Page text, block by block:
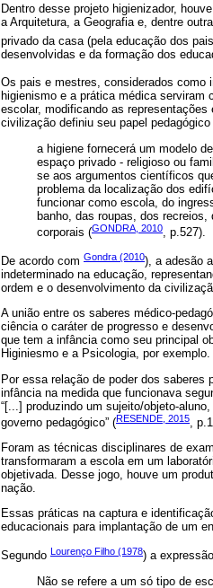
Dentro desse projeto higienizador,
a Arquitetura, a Geografia e, dentre
privado da casa (pela educação dos
desenvolvidas e da formação dos
Os pais e mestres, considerados como
higienismo e a prática médica
escolar, modificando as
civilização definiu seu papel
a higiene fornecerá um modelo
espaço privado - religioso ou
se aos argumentos científicos
problema da localização dos
funcionar como escola, do
banho, das roupas, dos
corporais (GONDRA, 2010, p.527).
De acordo com Gondra (2010), a adesão
indeterminado na educação,
ordem e o desenvolvimento da
A união entre os saberes médico-
ciência o caráter de progresso e
que tem a infância como seu principal
Higiniesmo e a Psicologia, por exemplo.
Por essa relação de poder dos
infância na medida que funcionava
“[...] produzindo um sujeito/objeto-
governo pedagógico” (RESENDE, 2015,
Foram as técnicas disciplinares de
transformaram a escola em um
objetivada. Desse jogo, houve um
nação.
Essas práticas na captura e
educacionais para implantação de um
Segundo Lourenço Filho (1978) a
Não se refere a um só tipo de